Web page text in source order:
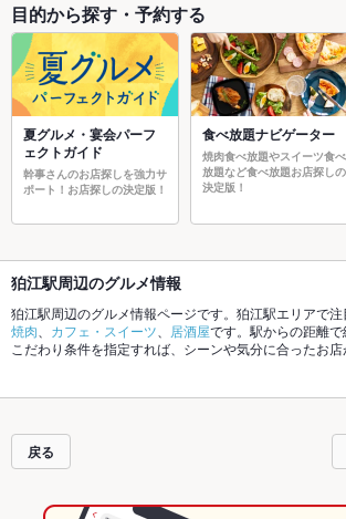
目的から探す・予約する
夏グルメ・宴会パーフ
ェクトガイド
幹事さんのお店探しを強力サ
ポート！お店探しの決定版！
食べ放題ナビゲーター
焼肉食べ放題やスイーツ食べ
放題など食べ放題お店探しの
決定版！
狛江駅周辺のグルメ情報
狛江駅周辺のグルメ情報ページです。狛江駅エリアで注
焼肉
カフェ・スイーツ 居酒屋です。駅からの距離で
こだわり条件を指定すれば、シーンや気分に合ったお店
チェックしてみてください。ホットペッパーグルメな
ちろん、こだわりメニュー肉じゃがや季節のおすすめ
店も拡大中です。友達どうしの飲み会にも、会社の宴
ィにもお得に便利にホットペッパーグルメをご利用く
戻る